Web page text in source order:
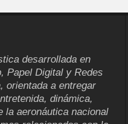
desarrollada en
Papel Digital y Redes
orientada a entregar
dinámica,
la aeronáutica nacional